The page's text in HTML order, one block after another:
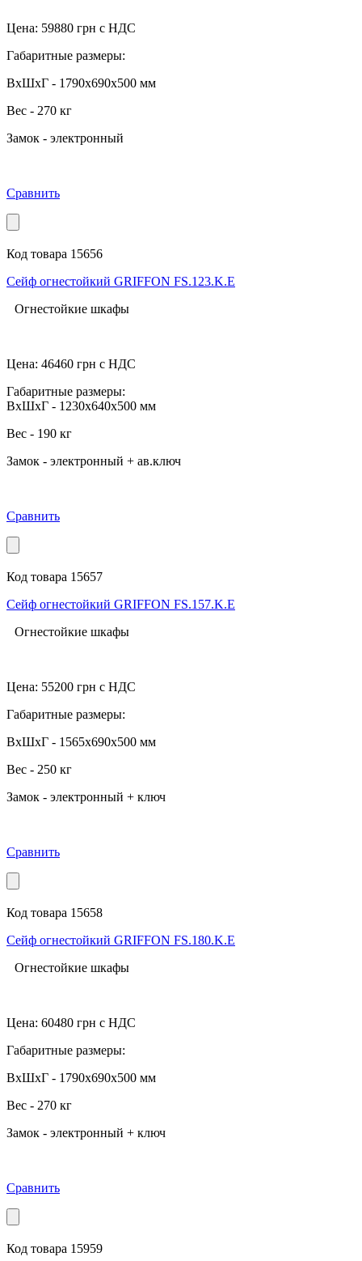
Цена: 59880 грн с НДС
Габаритные размеры:
ВхШхГ - 1790x690x500 мм
Вес - 270 кг
Замок - электронный
Сравнить
Код товара 15656
Сейф огнестойкий GRIFFON FS.123.K.Е
Огнестойкие шкафы
Цена: 46460 грн с НДС
Габаритные размеры:
ВхШхГ - 1230x640x500 мм
Вес - 190 кг
Замок - электронный + ав.ключ
Сравнить
Код товара 15657
Сейф огнестойкий GRIFFON FS.157.K.Е
Огнестойкие шкафы
Цена: 55200 грн с НДС
Габаритные размеры:
ВхШхГ - 1565x690x500 мм
Вес - 250 кг
Замок - электронный + ключ
Сравнить
Код товара 15658
Сейф огнестойкий GRIFFON FS.180.K.Е
Огнестойкие шкафы
Цена: 60480 грн с НДС
Габаритные размеры:
ВхШхГ - 1790x690x500 мм
Вес - 270 кг
Замок - электронный + ключ
Сравнить
Код товара 15959